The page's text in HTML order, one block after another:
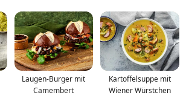
Laugen-Burger mit
Camembert
Kartoffelsuppe mit
Wiener Würstchen